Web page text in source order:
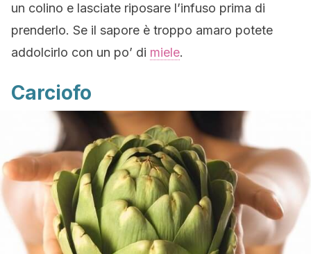
un colino e lasciate riposare l’infuso prima di
prenderlo. Se il sapore è troppo amaro potete
addolcirlo con un po’ di miele.
Carciofo